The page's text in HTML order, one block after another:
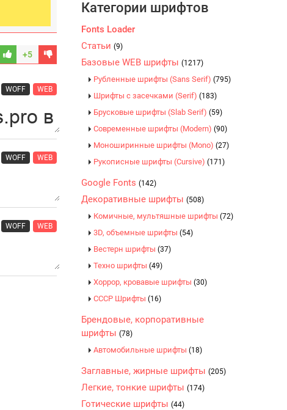
+5
WOFF WEB
WOFF WEB
WOFF WEB
Категории шрифтов
Fonts Loader
Статьи (9)
Базовые WEB шрифты (1217)
Рубленные шрифты (Sans Serif) (795)
Шрифты с засечками (Serif) (183)
Брусковые шрифты (Slab Serif) (59)
Современные шрифты (Modern) (90)
Моноширинные шрифты (Mono) (27)
Рукописные шрифты (Cursive) (171)
Google Fonts (142)
Декоративные шрифты (508)
Комичные, мультяшные шрифты (72)
3D, объемные шрифты (54)
Вестерн шрифты (37)
Техно шрифты (49)
Хоррор, кровавые шрифты (30)
CCCР Шрифты (16)
Брендовые, корпоративные
шрифты (78)
Автомобильные шрифты (18)
Заглавные, жирные шрифты (205)
Легкие, тонкие шрифты (174)
Готические шрифты (44)